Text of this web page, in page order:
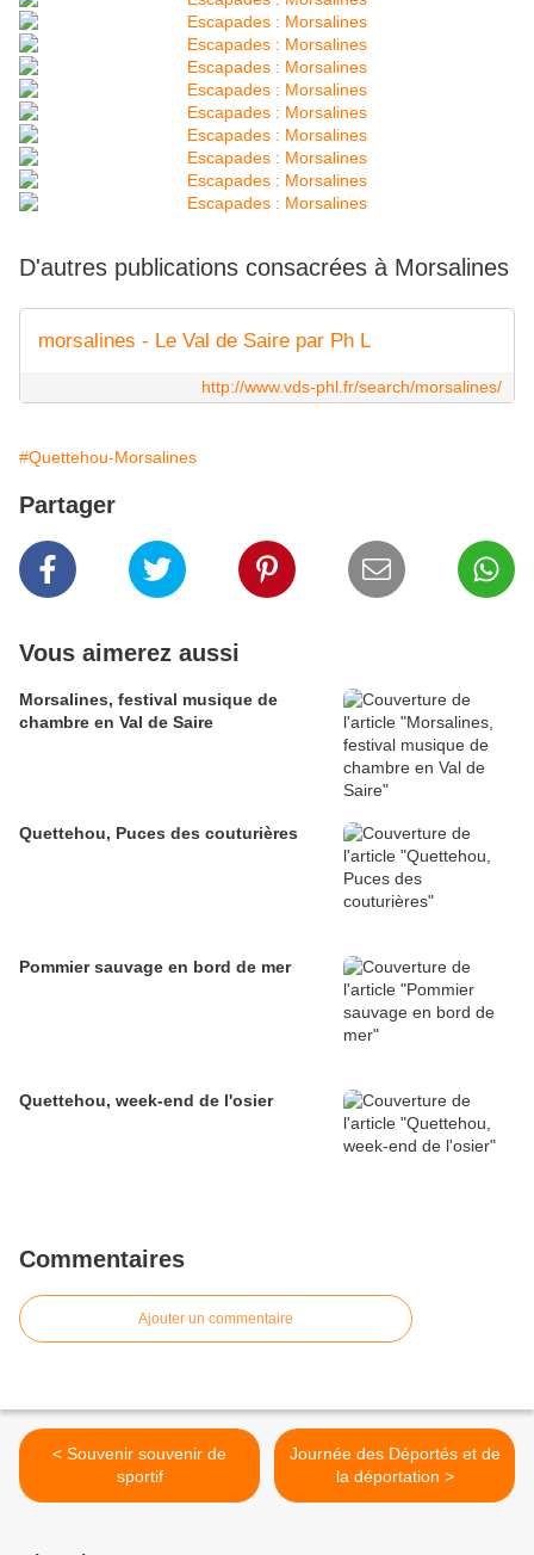
D'autres publications consacrées à Morsalines
morsalines - Le Val de Saire par Ph L
http://www.vds-phl.fr/search/morsalines/
#Quettehou-Morsalines
Partager
Vous aimerez aussi
Morsalines, festival musique de
chambre en Val de Saire
Quettehou, Puces des couturières
Pommier sauvage en bord de mer
Quettehou, week-end de l'osier
Commentaires
Ajouter un commentaire
< Souvenir souvenir de
sportif
Journée des Déportés et de
la déportation >